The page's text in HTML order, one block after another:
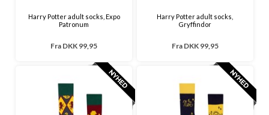
Harry Potter adult socks, Expo
Patronum
Fra DKK 99,95
Harry Potter adult socks,
Gryffindor
Fra DKK 99,95